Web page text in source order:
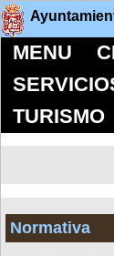
MENU
TURISMO
Normativa